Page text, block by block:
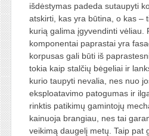
išdėstymas padeda sutaupyti
atskirti, kas yra būtina, o kas –
kurią galima įgyvendinti vėliau.
komponentai paprastai yra
korpusas gali būti iš
tokia kaip stalčių bėgeliai ir
kurio taupyti nevalia, nes nuo
eksploatavimo patogumas ir
rinktis patikimų gamintojų
kainuoja brangiau, nes tai
veikimą daugelį metų. Taip pat